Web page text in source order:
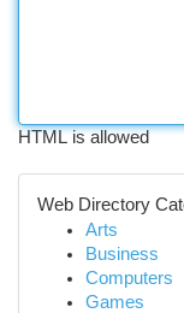
HTML is allowed
Web Directory
Arts
Business
Computers
Games